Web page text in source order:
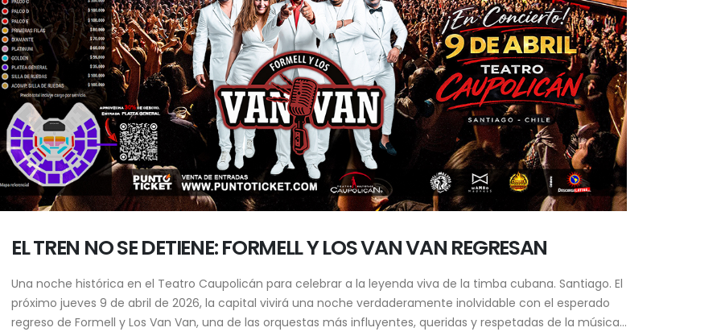
EL TREN NO SE DETIENE: FORMELL Y LOS VAN VAN REGRESAN
Una noche histórica en el Teatro Caupolicán para celebrar a la leyenda viva de la timba cubana. Santiago. El
próximo jueves 9 de abril de 2026, la capital vivirá una noche verdaderamente inolvidable con el esperado
regreso de Formell y Los Van Van, una de las orquestas más influyentes, queridas y respetadas de la música...